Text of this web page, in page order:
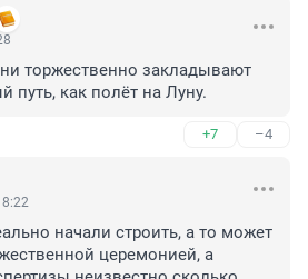
торжественно закладывают
путь, как полёт на Луну.
+7 –4
начали строить, а то может
церемонией, а